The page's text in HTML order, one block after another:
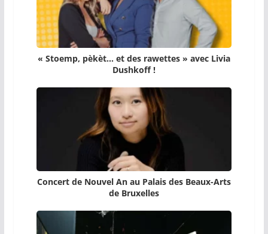
« Stoemp, pèkèt… et des rawettes » avec Livia
Dushkoff !
Concert de Nouvel An au Palais des Beaux-Arts
de Bruxelles